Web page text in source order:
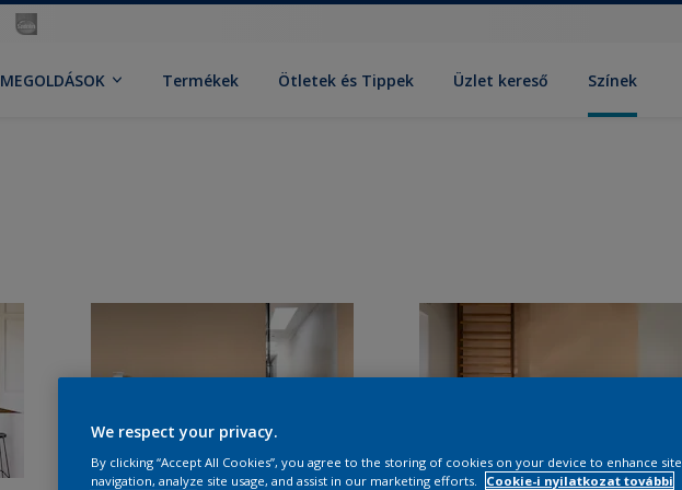
MEGOLDÁSOK Termékek Ötletek és Tippek Üzlet kereső Színek
We respect your privacy.
By clicking “Accept All Cookies”, you agree to the storing of cookies on your device to enhance site
navigation, analyze site usage, and assist in our marketing efforts.
Cookie-i nyilatkozat további